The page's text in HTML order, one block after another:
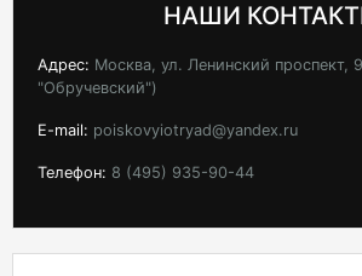
НАШИ
Адрес: Москва, ул. Ленинский
"Обручевский")
E-mail: poiskovyiotryad@yandex.ru
Телефон: 8 (495) 935-90-44